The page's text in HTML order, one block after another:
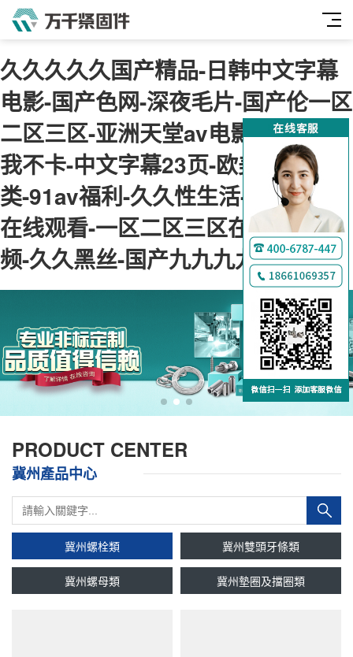
久久久久久国产精品-日韩中文字幕
电影-国产色网-深夜毛片-国产伦一区
二区三区-亚洲天堂av电影-神马午夜
我不卡-中文字幕23页-欧美综合另
类-91av福利-久久性生活-肉肉视频
在线观看-一区二区三区在线免费视
频-久久黑丝-国产九九九九
PRODUCT CENTER
冀州產品中心
冀州螺栓類 冀州雙頭牙條類
冀州螺母類 冀州墊圈及擋圈類